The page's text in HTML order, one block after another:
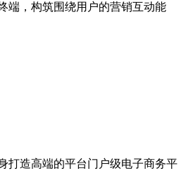
端，构筑围绕用户的营销互动能
打造高端的平台门户级电子商务平